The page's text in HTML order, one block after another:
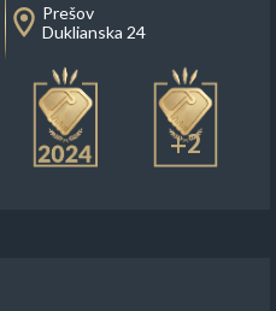
Prešov
Duklianska 24
+2